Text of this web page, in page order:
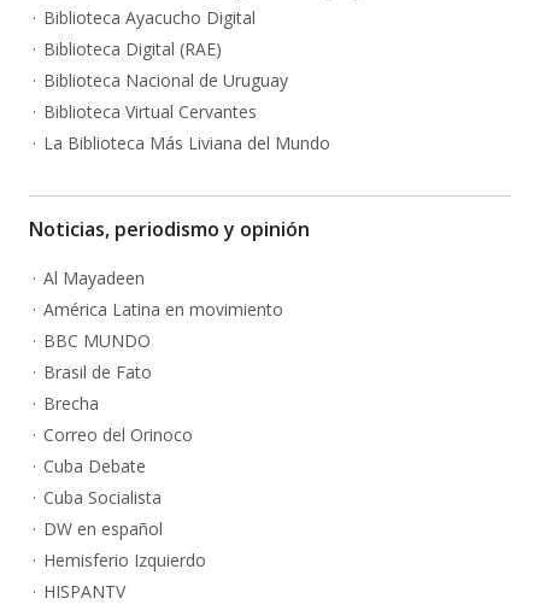
Biblioteca Ayacucho Digital
Biblioteca Digital (RAE)
Biblioteca Nacional de Uruguay
Biblioteca Virtual Cervantes
La Biblioteca Más Liviana del Mundo
Noticias, periodismo y opinión
Al Mayadeen
América Latina en movimiento
BBC MUNDO
Brasil de Fato
Brecha
Correo del Orinoco
Cuba Debate
Cuba Socialista
DW en español
Hemisferio Izquierdo
HISPANTV